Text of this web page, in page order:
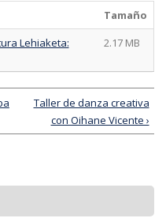
Tamaño
Lehiaketa:
2.17 MB
Taller de danza creativa
con Oihane Vicente ›